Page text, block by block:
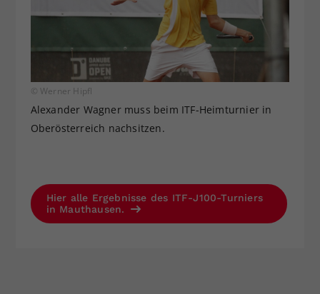
© Werner Hipfl
Alexander Wagner muss beim ITF-Heimturnier in
Oberösterreich nachsitzen.
Hier alle Ergebnisse des ITF-J100-Turniers
in Mauthausen.